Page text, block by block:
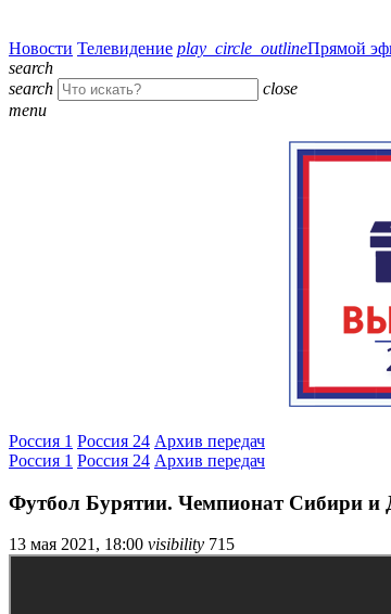
Новости Телевидение play_circle_outlineПрямой
search
search
close
menu
Россия 1 Россия 24 Архив передач
Россия 1 Россия 24 Архив передач
Футбол Бурятии. Чемпионат Сибири
13 мая 2021, 18:00 visibility 715